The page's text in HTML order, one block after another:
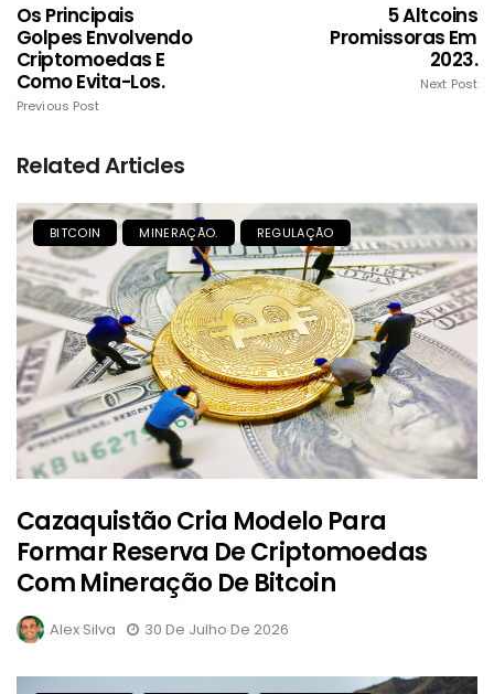
Os Principais
Golpes Envolvendo
Criptomoedas E
Como Evita-Los.
Previous Post
5 Altcoins
Promissoras Em
2023.
Next Post
Related Articles
BITCOIN MINERAÇÃO. REGULAÇÃO
Cazaquistão Cria Modelo Para
Formar Reserva De Criptomoedas
Com Mineração De Bitcoin
Alex Silva 30 De Julho De 2026